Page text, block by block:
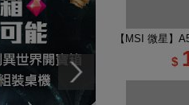
【MSI 微星】
$